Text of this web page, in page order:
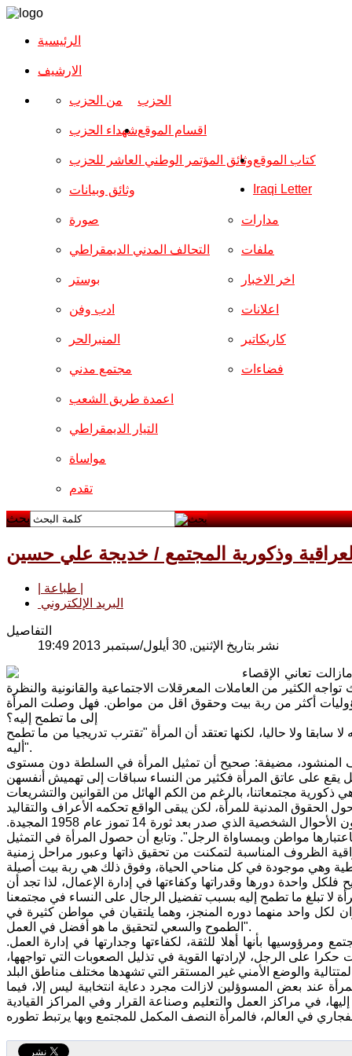
الرئيسية
الارشیف
الحزب من الحزب
شهداء الحزب
وثائق المؤتمر الوطني العاشر للحزب
وثائق وبيانات
اقسام الموقع
صورة
التحالف المدني الديمقراطي
بوستر
ادب وفن
المنبرالحر
مجتمع مدني
مدارات
ملفات
اخر الاخبار
اعلانات
كاريكاتير
فضاءات
اعمدة طريق الشعب
التيار الديمقراطي
مواساة
تقدم
كتاب الموقع
Iraqi Letter
بحث
وذكورية المجتمع / خديجة علي حسين
البريد الإلكتروني
التفاصيل
نشر بتاريخ الإثنين, 30 أيلول/سبتمبر 2013 19:49
أن المرأة مازالت تعاني الإقصاء
الكثير من العاملات المعرقلات الاجتماعية والقانونية والنظرة
أكثر من ربة بيت وحقوق اقل من مواطن. فهل وصلت المرأة
إلى ما تطمح إليه؟
ولا حاليا، لكنها تعتقد أن المرأة "تقترب تدريجيا من ما تطمح
أليه".
المنشود، مضيفة: صحيح أن تمثيل المرأة في السلطة دون مستوى
مجتمعاتنا، بالرغم من الكم الهائل من القوانين والتشريعات
وأضاف "لقد حصلت المرأة العراقية على بعض الحقوق التي تحسد عليها، خاصة قانون الأحوال الشخصية الذي صدر بعد ثورة 14 تموز عام 1958 المجيدة.
مواطن وبمساواة الرجل". وتابع أن حصول المرأة في التمثيل
الظروف المناسبة لتمكنت من تحقيق ذاتها وعبور مراحل زمنية
واحدة دورها وقدراتها وكفاءتها في إدارة الإعمال، لذا تجد أن
لكل واحد منهما دوره المنجز، وهما يلتقيان في مواطن كثيرة في
الطموح والسعي لتحقيق ما هو أفضل في العمل".
ومرؤوسيها بأنها أهلا للثقة، لكفاءتها وجدارتها في إدارة العمل.
على الرجل، لإرادتها القوية في تذليل الصعوبات التي تواجهها،
عند بعض المسوؤلين لازالت مجرد دعاية انتخابية ليس إلا، فيما
في مراكز العمل والتعليم وصناعة القرار وفي المراكز القيادية